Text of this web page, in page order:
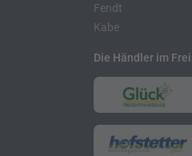
Fendt
Kabe
Die Händler im